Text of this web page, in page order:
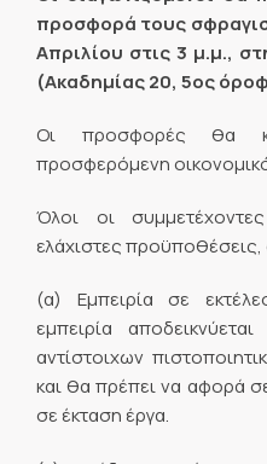
προσφορά τους
Απριλίου στις 3 μ.μ.,
(Ακαδημίας 20, 5ος
Οι προσφορές θα
προσφερόμενη
Όλοι οι
ελάχιστες προϋποθέσεις,
(α) Εμπειρία σε
εμπειρία
αντίστοιχων
και θα πρέπει να αφορά
σε έκταση έργα.